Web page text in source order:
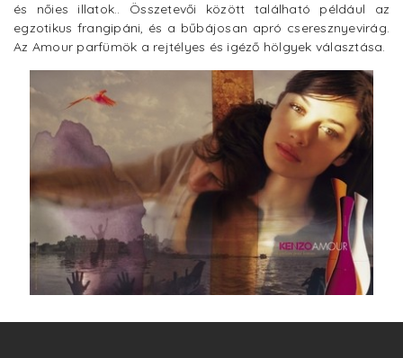
és nőies illatok.. Összetevői között található például az
egzotikus frangipáni, és a bűbájosan apró cseresznyevirág.
Az Amour parfümök a rejtélyes és igéző hölgyek választása.